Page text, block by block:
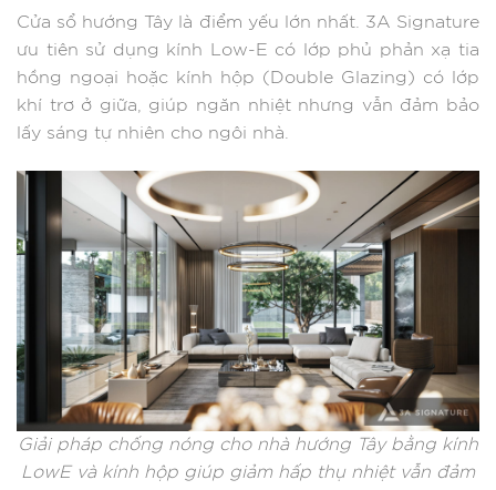
Cửa sổ hướng Tây là điểm yếu lớn nhất. 3A Signature
ưu tiên sử dụng kính Low-E có lớp phủ phản xạ tia
hồng ngoại hoặc kính hộp (Double Glazing) có lớp
khí trơ ở giữa, giúp ngăn nhiệt nhưng vẫn đảm bảo
lấy sáng tự nhiên cho ngôi nhà.
Giải pháp chống nóng cho nhà hướng Tây bằng kính
LowE và kính hộp giúp giảm hấp thụ nhiệt vẫn đảm